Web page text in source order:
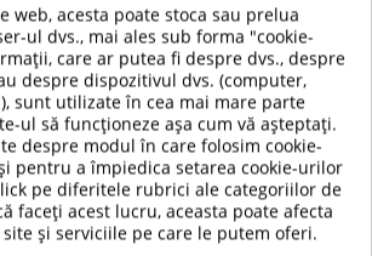
Intreaga
Ochelari
web, acesta poate stoca sau prelua
ul dvs., mai ales sub forma "cookie-
care ar putea fi despre dvs., despre
despre dispozitivul dvs. (computer,
sunt utilizate în cea mai mare parte
ul să funcționeze așa cum vă așteptați.
despre modul în care folosim cookie-
pentru a împiedica setarea cookie-urilor
pe diferitele rubrici ale categoriilor de
faceți acest lucru, aceasta poate afecta
și serviciile pe care le putem oferi.